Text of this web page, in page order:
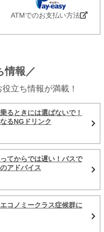
ATMでのお支払い方法
情報／
立ち情報が満載！
るときには選ばないで！
るNGドリンク
てからでは遅い！バスで
アドバイス
コノミークラス症候群に